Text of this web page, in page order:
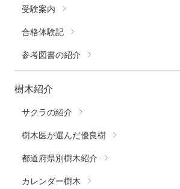
受験案内
合格体験記
参考図書の紹介
樹木紹介
サクラの紹介
樹木医が選んだ優良樹
都道府県別樹木紹介
カレンダー樹木